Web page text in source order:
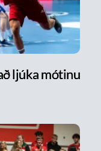
ljúka mótinu